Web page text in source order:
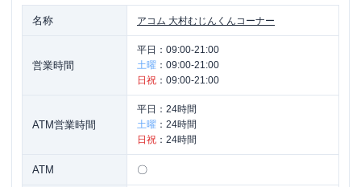
名称 アコム 大村むじんくんコーナー
営業時間
平日： 09:00-21:00
土曜 ： 09:00-21:00
日祝 ： 09:00-21:00
ATM営業時間
平日： 24時間
土曜 ： 24時間
日祝 ： 24時間
ATM 〇